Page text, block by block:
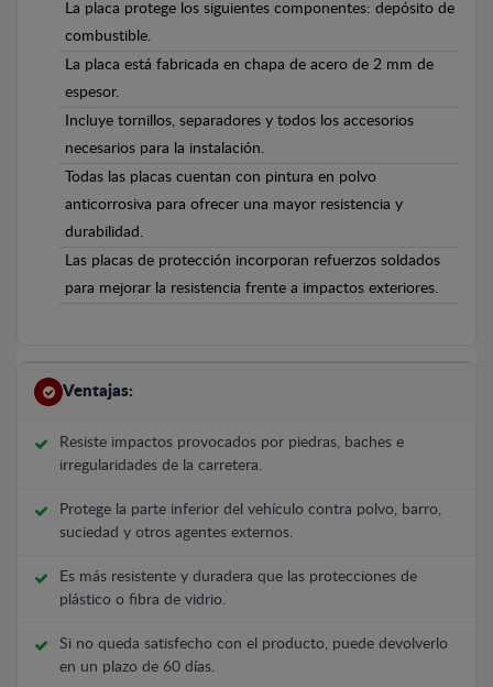
La placa protege los siguientes componentes: depósito de
combustible.
La placa está fabricada en chapa de acero de 2 mm de
espesor.
Incluye tornillos, separadores y todos los accesorios
necesarios para la instalación.
Todas las placas cuentan con pintura en polvo
anticorrosiva para ofrecer una mayor resistencia y
durabilidad.
Las placas de protección incorporan refuerzos soldados
para mejorar la resistencia frente a impactos exteriores.
Ventajas:
Resiste impactos provocados por piedras, baches e
irregularidades de la carretera.
Protege la parte inferior del vehículo contra polvo, barro,
suciedad y otros agentes externos.
Es más resistente y duradera que las protecciones de
plástico o fibra de vidrio.
Si no queda satisfecho con el producto, puede devolverlo
en un plazo de 60 días.